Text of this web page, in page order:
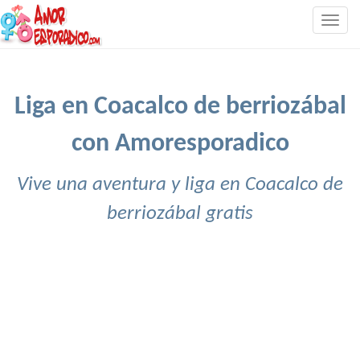
Liga en Coacalco de berriozábal
con Amoresporadico
Vive una aventura y liga en Coacalco de
berriozábal gratis